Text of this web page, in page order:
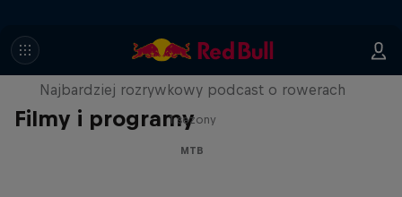
Filmy i programy
Just Ride
Najbardziej rozrywkowy podcast o rowerach
1 sezony
MTB